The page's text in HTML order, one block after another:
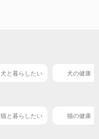
犬と暮らしたい 犬の健康
猫と暮らしたい 猫の健康